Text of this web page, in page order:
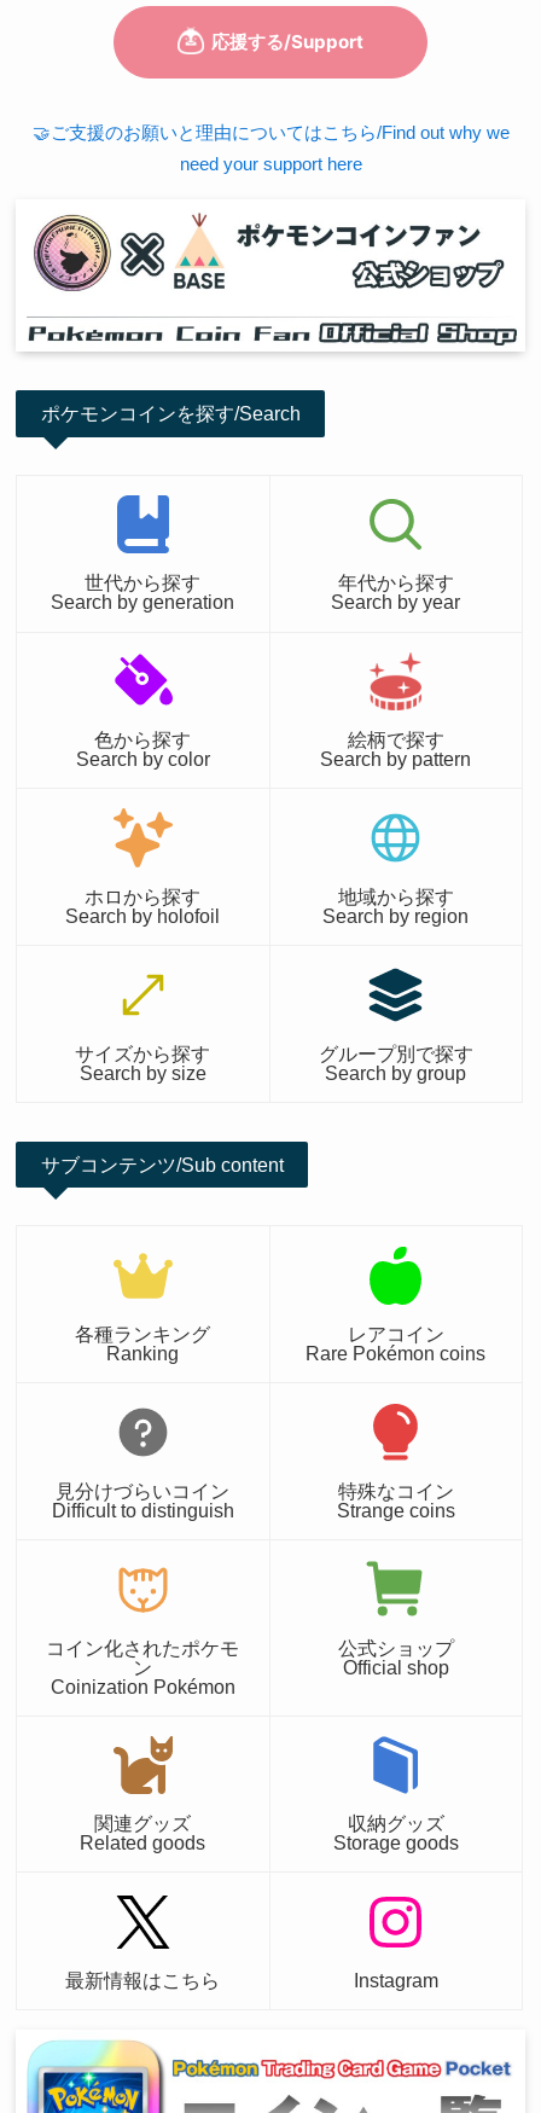
🤝ご支援のお願いと理由についてはこちら/Find out why we
need your support here
ポケモンコインを探す/Search
世代から探す
Search by generation
年代から探す
Search by year
色から探す
Search by color
絵柄で探す
Search by pattern
ホロから探す
Search by holofoil
地域から探す
Search by region
サイズから探す
Search by size
グループ別で探す
Search by group
サブコンテンツ/Sub content
各種ランキング
Ranking
レアコイン
Rare Pokémon coins
見分けづらいコイン
Difficult to distinguish
特殊なコイン
Strange coins
コイン化されたポケモ
ン
Coinization Pokémon
公式ショップ
Official shop
関連グッズ
Related goods
収納グッズ
Storage goods
最新情報はこちら Instagram